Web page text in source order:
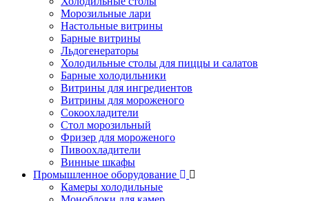
Морозильные лари
Настольные витрины
Барные витрины
Льдогенераторы
Холодильные столы для пиццы и салатов
Барные холодильники
Витрины для ингредиентов
Витрины для мороженого
Сокоохладители
Стол морозильный
Фризер для мороженого
Пивоохладители
Винные шкафы
Промышленное оборудование
Камеры холодильные